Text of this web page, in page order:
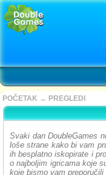
POČETAK → PREGLEDI
Svaki dan DoubleGames
loše strane kako bi vam
ih besplatno iskopirate i
o najboljim igricama koje
koje bismo vam